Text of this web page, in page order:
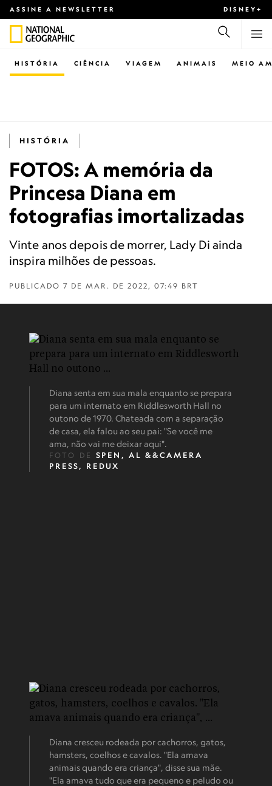
ASSINE A NEWSLETTER DISNEY+
CIÊNCIA VIAGEM ANIMAIS
HISTÓRIA MEIO
HISTÓRIA
FOTOS: A memória da
Princesa Diana em
fotografias imortalizadas
Vinte anos depois de morrer, Lady Di ainda
inspira milhões de pessoas.
PUBLICADO 7 DE MAR. DE 2022, 07:49 BRT
Diana senta em sua mala enquanto se prepara
para um internato em Riddlesworth Hall no
outono de 1970. Chateada com a separação
de casa, ela falou ao seu pai: "Se você me
ama, não vai me deixar aqui".
FOTO DE SPEN, AL &&CAMERA
PRESS, REDUX
Diana cresceu rodeada por cachorros, gatos,
hamsters, coelhos e cavalos. "Ela amava
animais quando era criança", disse sua mãe.
"Ela amava tudo que era pequeno e peludo ou